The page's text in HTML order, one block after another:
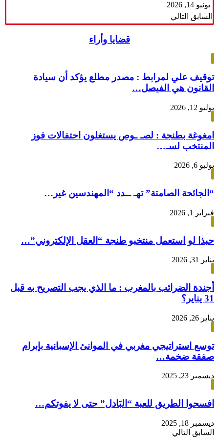
يونيو 14, 2026
السابق التالي
قضايا وأراء
توقيف علي لمرابط : مصدر مطلع يؤكد أن سيادة
القانون هي الفيصل…
يوليو 12, 2026
امغوغة بطنجة : لصـ ـوص يستغلون احتفالات فوز
المنتخب لسـ…
يوليو 6, 2026
“الجائحة الصامتة” تهـ ــدد “المهندسين غير…
فبراير 1, 2026
حبذا لو استعمل منتخبو طنجة “العقل الإلكتروني”…
يناير 31, 2026
أجندة الضرائب بالمغرب : ما الذي يجب التصريح به قبل
31 يناير؟
يناير 26, 2026
توسع استراتيجي مغربي في الموانئ الإسبانية بإبرام
صفقة ضخمة…
ديسمبر 23, 2025
افسحوا الطريق للعبة “البَادل” حتى لا يفوتكم…
ديسمبر 18, 2025
السابق التالي